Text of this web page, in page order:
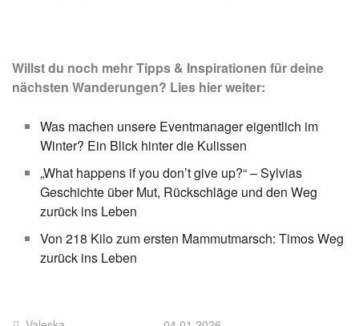
Willst du noch mehr Tipps & Inspirationen für deine
nächsten Wanderungen? Lies hier weiter:
Was machen unsere Eventmanager eigentlich im
Winter? Ein Blick hinter die Kulissen
„What happens if you don’t give up?“ – Sylvias
Geschichte über Mut, Rückschläge und den Weg
zurück ins Leben
Von 218 Kilo zum ersten Mammutmarsch: Timos Weg
zurück ins Leben